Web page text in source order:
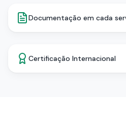
Documentação em cada
Certificação Internacional